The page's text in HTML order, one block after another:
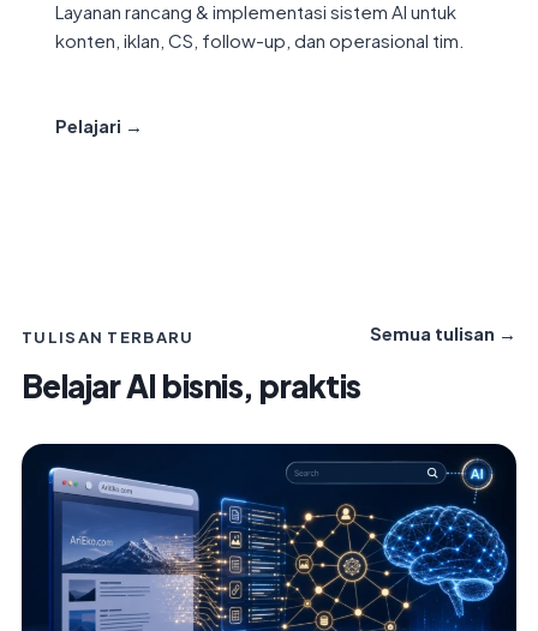
Layanan rancang & implementasi sistem AI untuk
konten, iklan, CS, follow-up, dan operasional tim.
Pelajari →
TULISAN TERBARU
Belajar AI bisnis, praktis
Semua tulisan →